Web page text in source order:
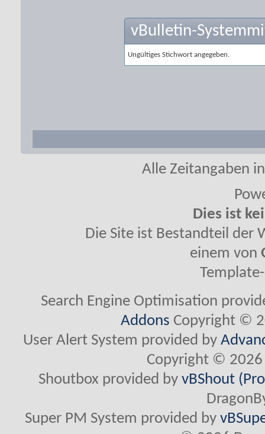
vBulletin-
Ungültiges Stichwort angegeben.
Alle Zeitangaben
Dies ist
Die Site ist Bestandteil der
einem von
Search Engine Optimisation
Addons Copyright ©
User Alert System provided by
Copyright © 2026
Shoutbox provided byvBShout
Super PM System provided by